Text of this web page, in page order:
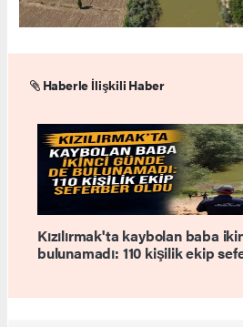
Haberle İlişkili Haber
Kızılırmak'ta kaybolan baba
bulunamadı: 110 kişilik ekip